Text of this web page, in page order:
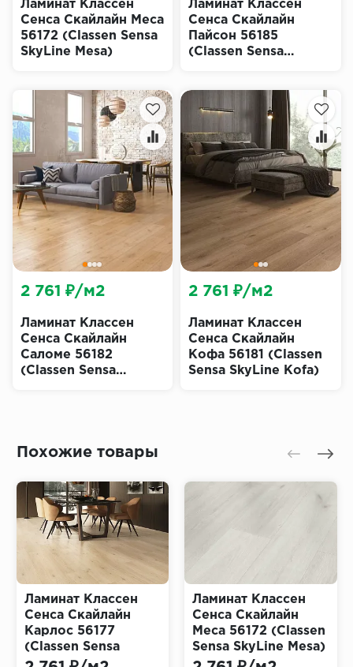
Ламинат Классен
Сенса Скайлайн Меса
56172 (Classen Sensa
SkyLine Mesa)
Ламинат Классен
Сенса Скайлайн
Пайсон 56185
(Classen Sensa
Ламинат Классен
Сенса Скайлайн
Саломе 56182
(Classen Sensa
2 761 ₽/м2
Ламинат Классен
Сенса Скайлайн
Кофа 56181 (Classen
Sensa SkyLine Kofa)
2 761 ₽/м2
Похожие товары
Ламинат Классен
Сенса Скайлайн
Карлос 56177
(Classen Sensa
SkyLine Carlos)
Ламинат Классен
Сенса Скайлайн
Меса 56172 (Classen
Sensa SkyLine Mesa)